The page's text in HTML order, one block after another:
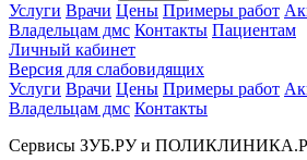
Услуги Врачи Цены Примеры работ
Владельцам дмс Контакты Пациентам
Личный кабинет
Версия для слабовидящих
Услуги Врачи Цены Примеры работ
Владельцам дмс Контакты
Сервисы ЗУБ.РУ и